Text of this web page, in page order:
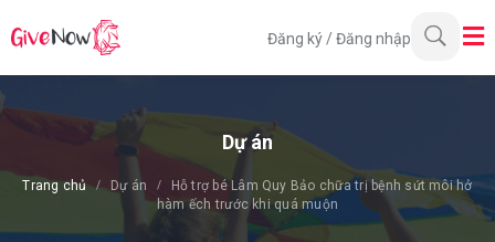
Đăng ký /Đăng nhập
Dự án
Trang chủ Dự án
Hỗ trợ bé Lâm Quy Bảo chữa trị bệnh sứt môi hở
hàm ếch trước khi quá muộn